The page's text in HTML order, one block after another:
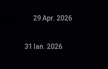
29 Apr. 2026
31 Ian. 2026